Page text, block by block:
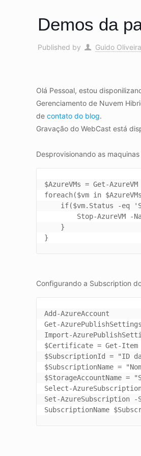
Demos da
Published by Guido Oliveira
Olá Pessoal, estou
Gerenciamento de Nuvem
decontato do blog.
Gravação do WebCast está
Desprovisionando as
$AzureVMs = Get-AzureVM
foreach($vm in
Configurando a Subscription
Add-AzureAccount
Get-
Import-
$Certificate = Get-Item
$SubscriptionId = "ID
$SubscriptionName =
$StorageAccountName =
Select-
Set-AzureSubscription -